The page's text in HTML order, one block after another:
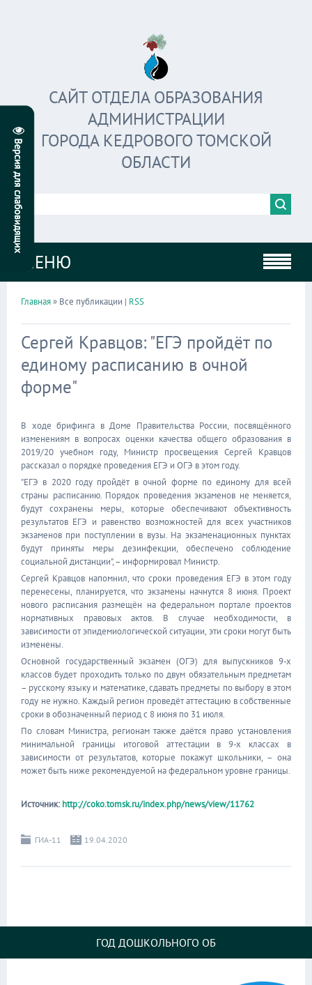
САЙТ ОТДЕЛА ОБРАЗОВАНИЯ
АДМИНИСТРАЦИИ
ГОРОДА КЕДРОВОГО ТОМСКОЙ
ОБЛАСТИ
МЕНЮ
Главная» Все публикации | RSS
Сергей Кравцов: "ЕГЭ пройдёт по
единому расписанию в очной
форме"
В ходе брифинга в Доме Правительства России, посвящённого
изменениям в вопросах оценки качества общего образования в
2019/20 учебном году, Министр просвещения Сергей Кравцов
рассказал о порядке проведения ЕГЭ и ОГЭ в этом году.
"ЕГЭ в 2020 году пройдёт в очной форме по единому для всей
страны расписанию. Порядок проведения экзаменов не меняется,
будут сохранены меры, которые обеспечивают объективность
результатов ЕГЭ и равенство возможностей для всех участников
экзаменов при поступлении в вузы. На экзаменационных пунктах
будут приняты меры дезинфекции, обеспечено соблюдение
социальной дистанции", – информировал Министр.
Сергей Кравцов напомнил, что сроки проведения ЕГЭ в этом году
перенесены, планируется, что экзамены начнутся 8 июня. Проект
нового расписания размещён на федеральном портале проектов
нормативных правовых актов. В случае необходимости, в
зависимости от эпидемиологической ситуации, эти сроки могут быть
изменены.
Основной государственный экзамен (ОГЭ) для выпускников 9-х
классов будет проходить только по двум обязательным предметам
– русскому языку и математике, сдавать предметы по выбору в этом
году не нужно. Каждый регион проведёт аттестацию в собственные
сроки в обозначенный период с 8 июня по 31 июля.
По словам Министра, регионам также даётся право установления
минимальной границы итоговой аттестации в 9-х классах в
зависимости от результатов, которые покажут школьники, – она
может быть ниже рекомендуемой на федеральном уровне границы.
Источник: http://coko.tomsk.ru/index.php/news/view/11762
ГИА-11 19.04.2020
ГОД ДОШКОЛЬНОГО ОБ